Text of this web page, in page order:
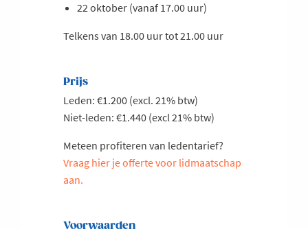
22 oktober (vanaf 17.00 uur)
Telkens van 18.00 uur tot 21.00 uur
Prijs
Leden: €1.200 (excl. 21% btw)
Niet-leden: €1.440 (excl 21% btw)
Meteen profiteren van ledentarief?
Vraag hier je offerte voor lidmaatschap
aan.
Voorwaarden